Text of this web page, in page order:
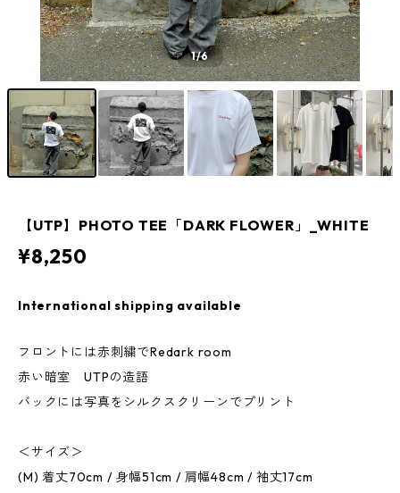
1/6
【UTP】PHOTO TEE「DARK FLOWER」_WHITE
¥8,250
International shipping available
フロントには赤刺繍でRedark room
赤い暗室 UTPの造語
バックには写真をシルクスクリーンでプリント
＜サイズ＞
(M) 着丈70cm / 身幅51cm / 肩幅48cm / 袖丈17cm